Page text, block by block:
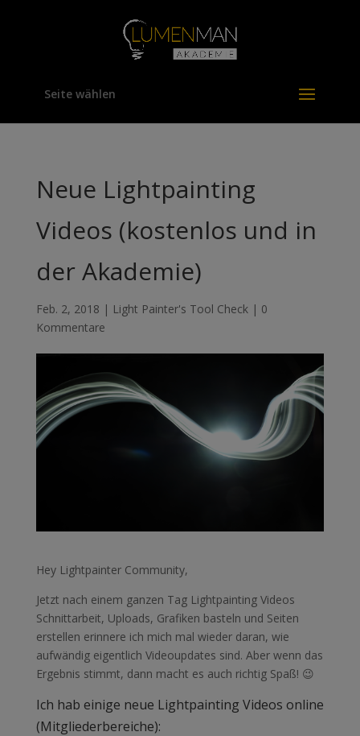
Seite wählen
Neue Lightpainting
Videos (kostenlos und in
der Akademie)
Feb. 2, 2018 | Light Painter's Tool Check| 0
Kommentare
Hey Lightpainter Community,
Jetzt nach einem ganzen Tag Lightpainting Videos
Schnittarbeit, Uploads, Grafiken basteln und Seiten
erstellen erinnere ich mich mal wieder daran, wie
aufwändig eigentlich Videoupdates sind. Aber wenn das
Ergebnis stimmt, dann macht es auch richtig Spaß! 😉
Ich hab einige neue Lightpainting Videos online
(Mitgliederbereiche):